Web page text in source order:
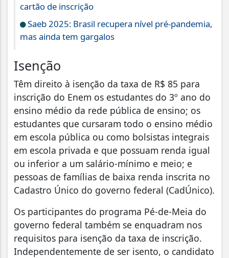
cartão de inscrição
Saeb 2025: Brasil recupera nível pré-pandemia,
mas ainda tem gargalos
Isenção
Têm direito à isenção da taxa de R$ 85 para
inscrição do Enem os estudantes do 3º ano do
ensino médio da rede pública de ensino; os
estudantes que cursaram todo o ensino médio
em escola pública ou como bolsistas integrais
em escola privada e que possuam renda igual
ou inferior a um salário-mínimo e meio; e
pessoas de famílias de baixa renda inscrita no
Cadastro Único do governo federal (CadÚnico).
Os participantes do programa Pé-de-Meia do
governo federal também se enquadram nos
requisitos para isenção da taxa de inscrição.
Independentemente de ser isento, o candidato